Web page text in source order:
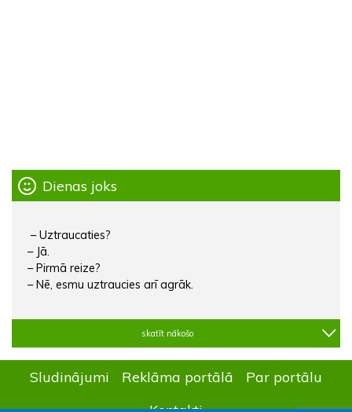
Dienas joks
– Uztraucaties?
– Jā.
– Pirmā reize?
– Nē, esmu uztraucies arī agrāk.
skatīt nākošo
Sludinājumi Reklāma portālā
Par portālu